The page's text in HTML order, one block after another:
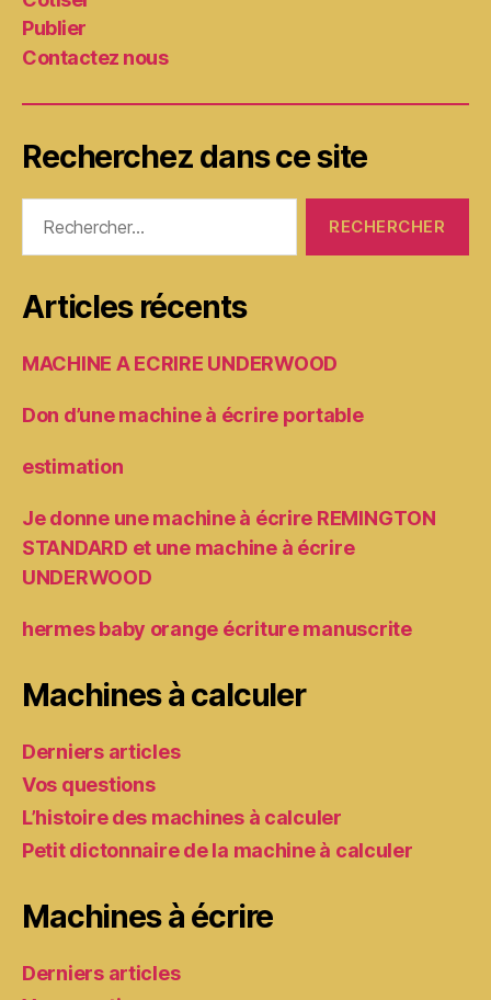
Publier
Contactez nous
Recherchez dans ce site
Articles récents
MACHINE A ECRIRE UNDERWOOD
Don d’une machine à écrire portable
estimation
Je donne une machine à écrire REMINGTON
STANDARD et une machine à écrire
UNDERWOOD
hermes baby orange écriture manuscrite
Machines à calculer
Derniers articles
Vos questions
L’histoire des machines à calculer
Petit dictonnaire de la machine à calculer
Machines à écrire
Derniers articles